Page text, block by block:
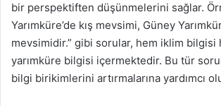
bir perspektiften düşünmelerini sağlar.
Yarımküre’de kış mevsimi, Güney
mevsimidir.” gibi sorular, hem iklim bilgisi
yarımküre bilgisi içermektedir. Bu tür
bilgi birikimlerini artırmalarına yardımcı